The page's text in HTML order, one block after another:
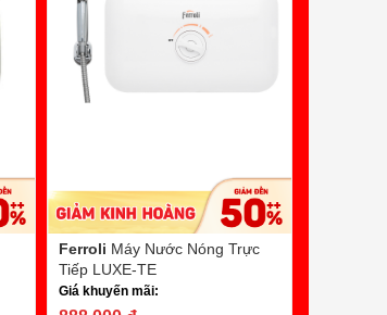
Ferroli Máy Nước Nóng Trực
Tiếp LUXE-TE
Giá khuyến mãi: